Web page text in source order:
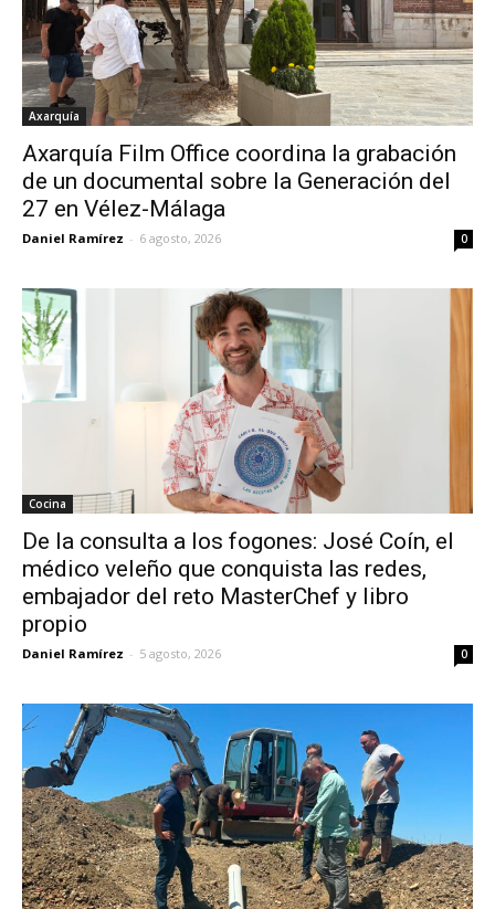
Axarquía
Axarquía Film Office coordina la grabación
de un documental sobre la Generación del
27 en Vélez-Málaga
Daniel Ramírez - 6 agosto, 2026 0
Cocina
De la consulta a los fogones: José Coín, el
médico veleño que conquista las redes,
embajador del reto MasterChef y libro
propio
Daniel Ramírez - 5 agosto, 2026 0